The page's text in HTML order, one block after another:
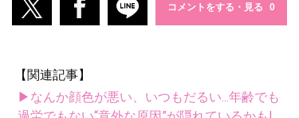
コメントをする・見る
【関連記事】
▶なんか顔色が悪い、いつもだるい...年齢でも